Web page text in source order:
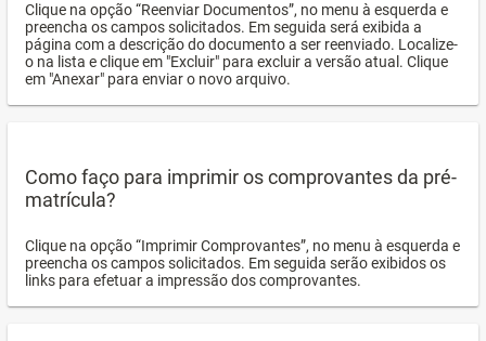
Clique na opção “Reenviar Documentos”, no menu à esquerda e
preencha os campos solicitados. Em seguida será exibida a
página com a descrição do documento a ser reenviado. Localize-
o na lista e clique em "Excluir" para excluir a versão atual. Clique
em "Anexar" para enviar o novo arquivo.
Como faço para imprimir os comprovantes da pré-
matrícula?
Clique na opção “Imprimir Comprovantes”, no menu à esquerda e
preencha os campos solicitados. Em seguida serão exibidos os
links para efetuar a impressão dos comprovantes.